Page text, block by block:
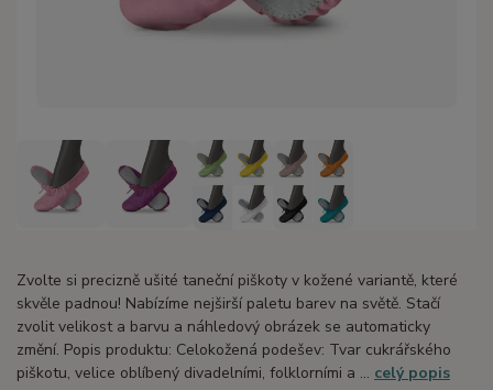
Zvolte si precizně ušité taneční piškoty v kožené variantě, které
skvěle padnou! Nabízíme nejširší paletu barev na světě. Stačí
zvolit velikost a barvu a náhledový obrázek se automaticky
změní. Popis produktu: Celokožená podešev: Tvar cukrářského
piškotu, velice oblíbený divadelními, folklorními a ... celý popis